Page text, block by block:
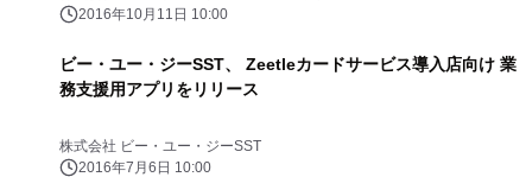
2016年10月11日 10:00
ビー・ユー・ジーSST、 Zeetleカードサービス導入店向け 業
務支援用アプリをリリース
株式会社 ビー・ユー・ジーSST
2016年7月6日 10:00